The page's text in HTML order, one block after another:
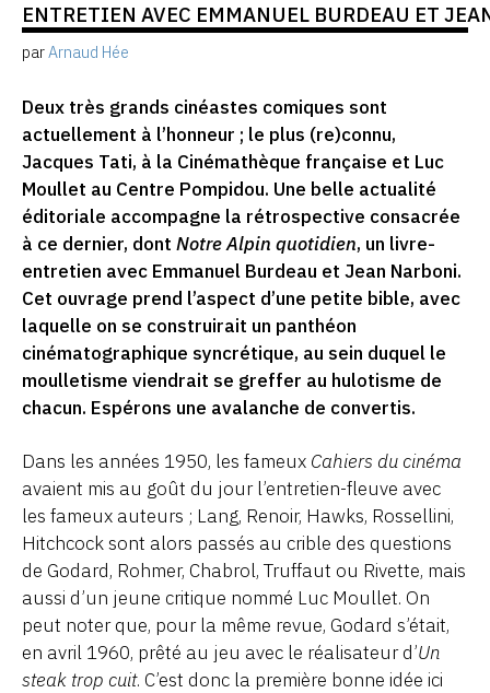
ENTRETIEN AVEC EMMANUEL BURDEAU ET
par Arnaud Hée
Deux très grands cinéastes comiques sont
actuellement à l’honneur ; le plus (re)connu,
Jacques Tati, à la Cinémathèque française et Luc
Moullet au Centre Pompidou. Une belle actualité
éditoriale accompagne la rétrospective consacrée
à ce dernier, dont Notre Alpin quotidien, un livre-
entretien avec Emmanuel Burdeau et Jean Narboni.
Cet ouvrage prend l’aspect d’une petite bible, avec
laquelle on se construirait un panthéon
cinématographique syncrétique, au sein duquel le
moulletisme viendrait se greffer au hulotisme de
chacun. Espérons une avalanche de convertis.
Dans les années 1950, les fameux Cahiers du cinéma
avaient mis au goût du jour l’entretien-fleuve avec
les fameux auteurs ; Lang, Renoir, Hawks, Rossellini,
Hitchcock sont alors passés au crible des questions
de Godard, Rohmer, Chabrol, Truffaut ou Rivette, mais
aussi d’un jeune critique nommé Luc Moullet. On
peut noter que, pour la même revue, Godard s’était,
en avril 1960, prêté au jeu avec le réalisateur d’Un
steak trop cuit. C’est donc la première bonne idée ici